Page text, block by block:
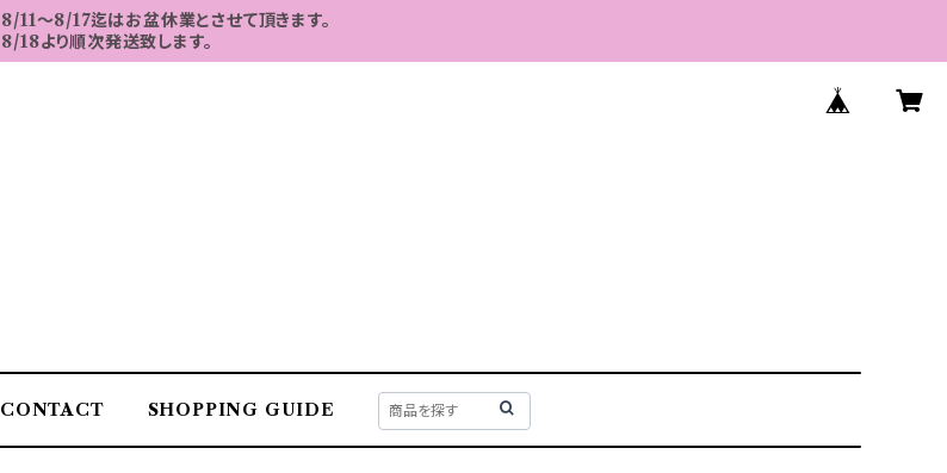
8/11～8/17迄はお盆休業とさせて頂きます。
8/18より順次発送致します。
CONTACT SHOPPING GUIDE